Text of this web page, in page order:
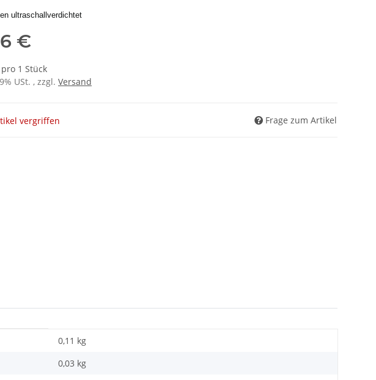
ultraschallverdichtet
€
pro 1 Stück
USt. , zzgl. Versand
vergriffen Frage zum Artikel
0,11 kg
0,03 kg